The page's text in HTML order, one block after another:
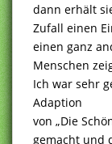
dann erhält
Zufall einen
einen ganz
Menschen
Ich war sehr
Adaption
von „Die
gemacht und